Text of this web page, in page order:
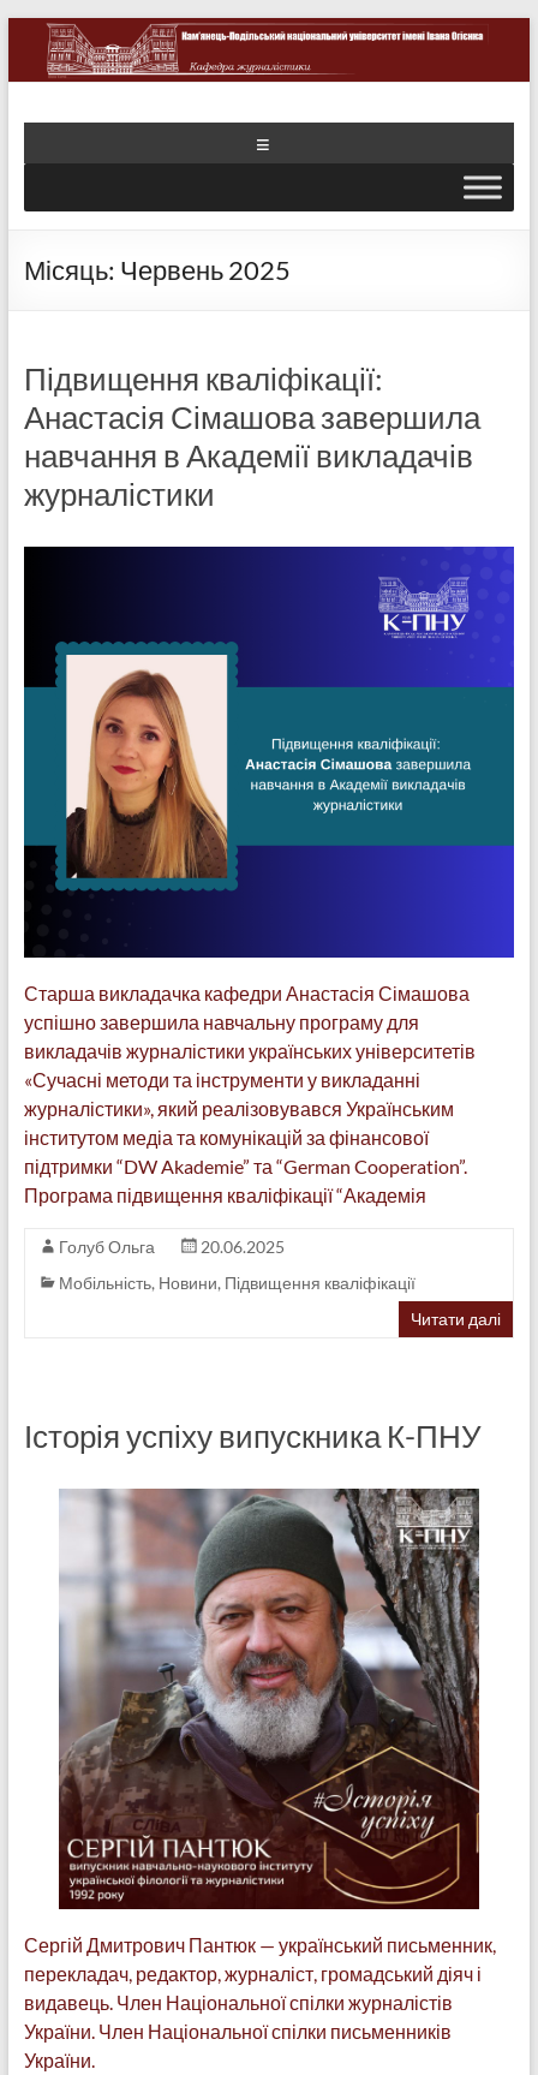
Місяць: Червень 2025
Підвищення кваліфікації:
Анастасія Сімашова завершила
навчання в Академії викладачів
журналістики
Старша викладачка кафедри Анастасія Сімашова
успішно завершила навчальну програму для
викладачів журналістики українських університетів
«Сучасні методи та інструменти у викладанні
журналістики», який реалізовувався Українським
інститутом медіа та комунікацій за фінансової
підтримки “DW Akademie” та “German Cooperation”.
Програма підвищення кваліфікації “Академія
Голуб Ольга
20.06.2025
Мобільність, Новини, Підвищення кваліфікації
Читати далі
Історія успіху випускника К-ПНУ
Сергій Дмитрович Пантюк — український письменник,
перекладач, редактор, журналіст, громадський діяч і
видавець. Член Національної спілки журналістів
України. Член Національної спілки письменників
України.